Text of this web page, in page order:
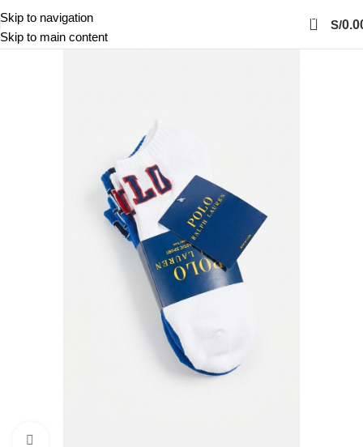
Skip to navigation
Skip to main content
0
S/